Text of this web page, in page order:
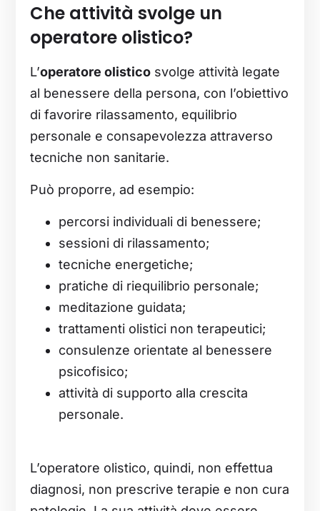
Che attività svolge un
operatore olistico?
L’operatore olistico svolge attività legate
al benessere della persona, con l’obiettivo
di favorire rilassamento, equilibrio
personale e consapevolezza attraverso
tecniche non sanitarie.
Può proporre, ad esempio:
percorsi individuali di benessere;
sessioni di rilassamento;
tecniche energetiche;
pratiche di riequilibrio personale;
meditazione guidata;
trattamenti olistici non terapeutici;
consulenze orientate al benessere
psicofisico;
attività di supporto alla crescita
personale.
L’operatore olistico, quindi, non effettua
diagnosi, non prescrive terapie e non cura